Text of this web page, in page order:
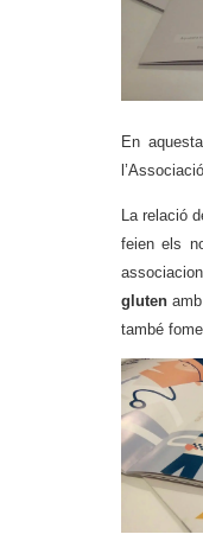
En
La relació
feien els
gluten
també